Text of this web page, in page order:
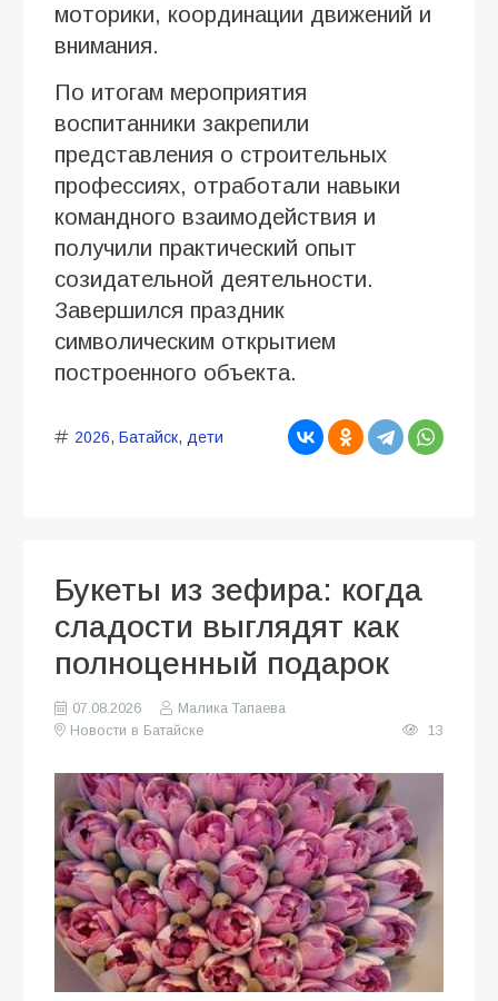
моторики, координации движений и
внимания.
По итогам мероприятия
воспитанники закрепили
представления о строительных
профессиях, отработали навыки
командного взаимодействия и
получили практический опыт
созидательной деятельности.
Завершился праздник
символическим открытием
построенного объекта.
2026, Батайск, дети
Букеты из зефира: когда
сладости выглядят как
полноценный подарок
07.08.2026
Малика Тапаева
Новости в Батайске
13